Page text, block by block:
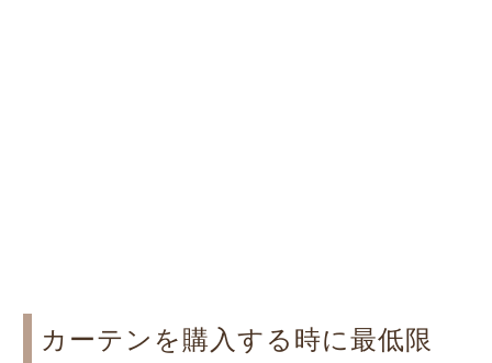
カーテンを購入する時に最低限